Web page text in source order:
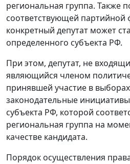
региональная группа. Также
соответствующей партийной
конкретный депутат может
определенного субъекта РФ.
При этом, депутат, не
являющийся членом
принявшей участие в
законодательные
субъекта РФ, которой
региональная группа на
качестве кандидата.
Порядок осуществления